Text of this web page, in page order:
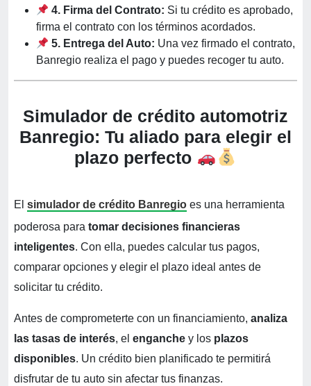
4. Firma del Contrato: Si tu crédito es aprobado,
firma el contrato con los términos acordados.
5. Entrega del Auto: Una vez firmado el contrato,
Banregio realiza el pago y puedes recoger tu auto.
Simulador de crédito automotriz
Banregio: Tu aliado para elegir el
plazo perfecto
El simulador de crédito Banregio es una herramienta
poderosa para tomar decisiones financieras
inteligentes. Con ella, puedes calcular tus pagos,
comparar opciones y elegir el plazo ideal antes de
solicitar tu crédito.
Antes de comprometerte con un financiamiento, analiza
las tasas de interés, el enganche y los plazos
disponibles. Un crédito bien planificado te permitirá
disfrutar de tu auto sin afectar tus finanzas.